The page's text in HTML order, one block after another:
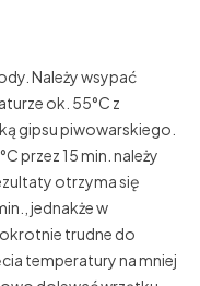
Należy wsypać
ok. 55°C z
gipsu piwowarskiego.
przez 15 min. należy
otrzyma się
jednakże w
trudne do
temperatury na mniej